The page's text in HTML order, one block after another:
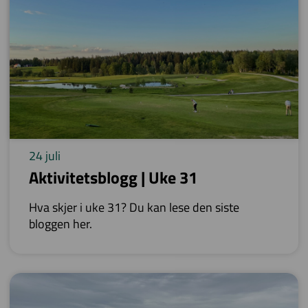
24 juli
Aktivitetsblogg | Uke 31
Hva skjer i uke 31? Du kan lese den siste
bloggen her.